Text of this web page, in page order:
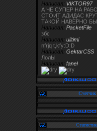
Написал: VIKTOR97
А ЧЁ СУПЕР НА
СТОИТ АДИДАС
ТАКОЙ НАВЕРНО БЫ
Написал: PacketFile
збс
Написал: uiltimi
nfrjq t,kfy:D:D
Написал: GektarCSS
ЛолЫ
Написал: fanel
Счетчик